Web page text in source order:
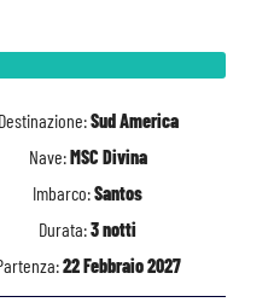
Destinazione:Sud America
Nave:MSC Divina
Imbarco:Santos
Durata:3 notti
22 Febbraio 2027